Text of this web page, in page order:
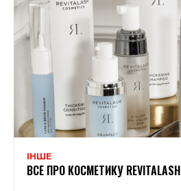
ІНШЕ
ВСЕ ПРО КОСМЕТИКУ REVITALASH